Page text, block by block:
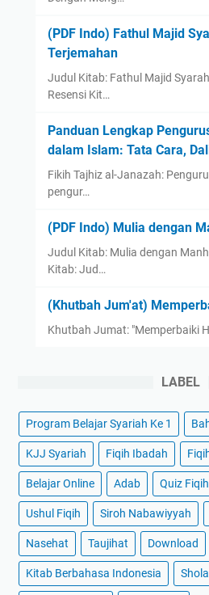
(PDF Indo) Fathul Majid
Terjemahan
Judul Kitab: Fathul Majid
Resensi Kit…
Panduan Lengkap
dalam Islam: Tata Cara,
Fikih Tajhiz al-Janazah:
pengur…
(PDF Indo) Mulia dengan
Judul Kitab: Mulia dengan
Kitab: Jud…
(Khutbah Jum'at)
Khutbah Jumat: "Memperbaiki
LABEL
Program Belajar Syariah Ke 1
KJJ Syariah Fiqih Ibadah
Belajar Online Adab Quiz
Ushul Fiqih Siroh Nabawiyyah
Nasehat Taujihat Download
Kitab Berbahasa Indonesia